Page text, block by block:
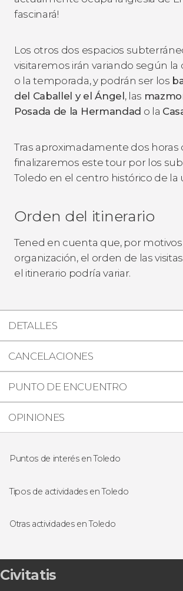
fascinará!
Los otros dos espacios
visitaremos irán variando según la
o la temporada, y podrán ser los
del Caballel y el Ángel, las
Posada de la Hermandad o la
Tras aproximadamente dos horas
finalizaremos este tour por los
Toledo en el centro histórico de la
Orden del itinerario
Tened en cuenta que, por
organización, el orden de las
el itinerario podría variar.
DETALLES
CANCELACIONES
PUNTO DE ENCUENTRO
OPINIONES
Puntos de interés en Toledo
Sinagoga de Santa María La Blanca
Mezquita del Cristo de la Luz
Tipos de actividades en Toledo
Entradas en Toledo
Otras actividades en Toledo
Visita guiada por el Toledo de las 3
Visita guiada por el Alcázar de
Civitatis